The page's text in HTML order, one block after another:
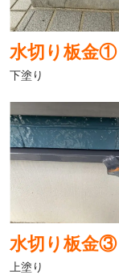
水切り板金①
下塗り
水切り板金③
上塗り